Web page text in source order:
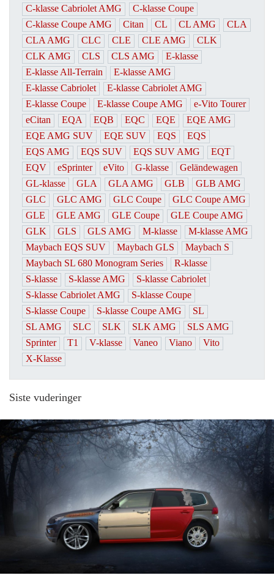
C-klasse Cabriolet AMG
C-klasse Coupe
C-klasse Coupe AMG
Citan CL CL AMG
CLA
CLA AMG
CLC CLE CLE AMG
CLK
CLK AMG
CLS CLS AMG
E-klasse
E-klasse All-Terrain
E-klasse AMG
E-klasse Cabriolet
E-klasse Cabriolet AMG
E-klasse Coupe
E-klasse Coupe AMG
e-Vito Tourer
eCitan
EQA EQB EQC EQE
EQE AMG
EQE AMG SUV
EQE SUV EQS
EQS
EQS AMG
EQS SUV EQS SUV AMG
EQT
EQV
eSprinter eVito G-klasse
Geländewagen
GL-klasse
GLA GLA AMG GLB
GLB AMG
GLC
GLC AMG GLC Coupe
GLC Coupe AMG
GLE
GLE AMG GLE Coupe
GLE Coupe AMG
GLK
GLS GLS AMG M-klasse
M-klasse AMG
Maybach EQS SUV
Maybach GLS
Maybach S
Maybach SL 680 Monogram Series
R-klasse
S-klasse
S-klasse AMG
S-klasse Cabriolet
S-klasse Cabriolet AMG
S-klasse Coupe
S-klasse Coupe
S-klasse Coupe AMG
SL
SL AMG
SLC SLK SLK AMG
SLS AMG
Sprinter
T1 V-klasse Vaneo Viano
Vito
X-Klasse
Siste vuderinger